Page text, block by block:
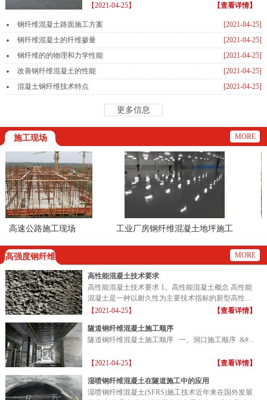
【2021-04-25】
【查看详情】
[2021-04-25]
钢纤维混凝土路面施工方案
[2021-04-25]
钢纤维混凝土的纤维掺量
[2021-04-25]
钢纤维的的物理和力学性能
[2021-04-25]
改善钢纤维混凝土的性能
[2021-04-25]
混凝土钢纤维技术特点
更多信息
施工现场 MORE
速公路施工现场
工业厂房钢纤维混凝土地坪施工
高强度钢纤维 MORE
高性能混凝土技术要求
高性能混凝土技术要求 1。高性能混凝土概念 高性能
混凝土是一种以耐久性为主要技术指标的新型高性能
混凝土...
【2021-04-25】 【查看详情】
隧道钢纤维混凝土施工顺序
隧道钢纤维混凝土施工顺序 一、洞口施工顺序 &#...
【2021-04-25】 【查看详情】
湿喷钢纤维混凝土在隧道施工中的应用
湿喷钢纤维混凝土(SFRS)施工技术近年来在国外发展